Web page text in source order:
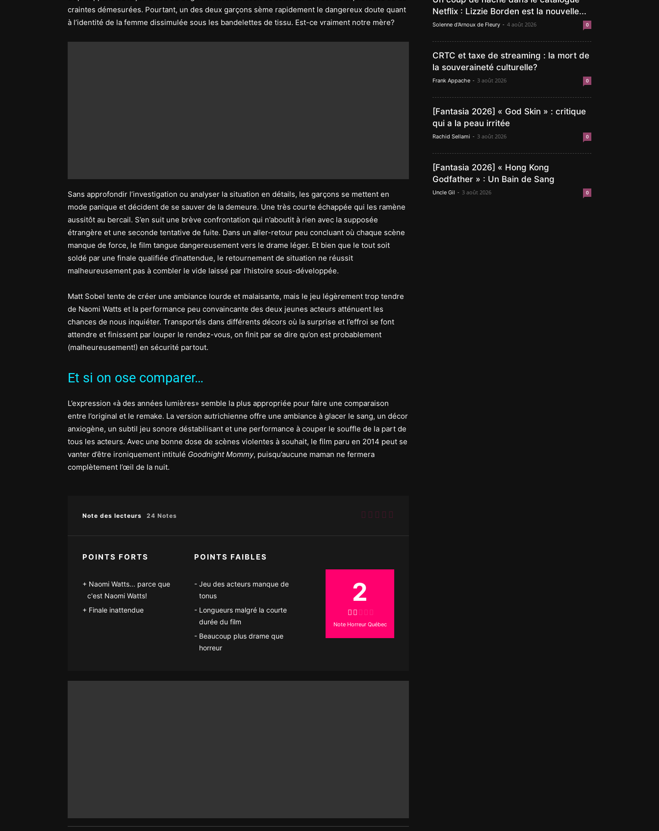
craintes démesurées. Pourtant, un des deux garçons sème rapidement le dangereux doute quant
à l’identité de la femme dissimulée sous les bandelettes de tissu. Est-ce vraiment notre mère?
Sans approfondir l’investigation ou analyser la situation en détails, les garçons se mettent en
mode panique et décident de se sauver de la demeure. Une très courte échappée qui les ramène
aussitôt au bercail. S’en suit une brève confrontation qui n’aboutit à rien avec la supposée
étrangère et une seconde tentative de fuite. Dans un aller-retour peu concluant où chaque scène
manque de force, le film tangue dangereusement vers le drame léger. Et bien que le tout soit
soldé par une finale qualifiée d’inattendue, le retournement de situation ne réussit
malheureusement pas à combler le vide laissé par l’histoire sous-développée.
Matt Sobel tente de créer une ambiance lourde et malaisante, mais le jeu légèrement trop tendre
de Naomi Watts et la performance peu convaincante des deux jeunes acteurs atténuent les
chances de nous inquiéter. Transportés dans différents décors où la surprise et l’effroi se font
attendre et finissent par louper le rendez-vous, on finit par se dire qu’on est probablement
(malheureusement!) en sécurité partout.
Et si on ose comparer…
L’expression «à des années lumières» semble la plus appropriée pour faire une comparaison
entre l’original et le remake. La version autrichienne offre une ambiance à glacer le sang, un décor
anxiogène, un subtil jeu sonore déstabilisant et une performance à couper le souffle de la part de
tous les acteurs. Avec une bonne dose de scènes violentes à souhait, le film paru en 2014 peut se
vanter d’être ironiquement intitulé Goodnight Mommy, puisqu’aucune maman ne fermera
complètement l’œil de la nuit.
Note des lecteurs 24 Notes
POINTS FORTS
Naomi Watts... parce que
c'est Naomi Watts!
Finale inattendue
POINTS FAIBLES
Jeu des acteurs manque de
tonus
Longueurs malgré la courte
durée du film
Beaucoup plus drame que
horreur
2
Note Horreur Québec
Netflix : Lizzie Borden est la nouvelle...
Solenne d'Arnoux de Fleury - 4 août 2026 0
CRTC et taxe de streaming : la mort de
la souveraineté culturelle?
Frank Appache - 3 août 2026 0
[Fantasia 2026] « God Skin » : critique
qui a la peau irritée
Rachid Sellami - 3 août 2026 0
[Fantasia 2026] « Hong Kong
Godfather » : Un Bain de Sang
Uncle Gil - 3 août 2026 0